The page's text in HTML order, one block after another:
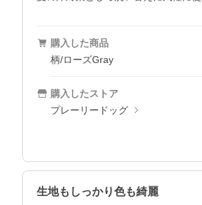
購入した商品
柄/ローズGray
購入したストア
プレーリードッグ
生地もしっかり色も綺麗